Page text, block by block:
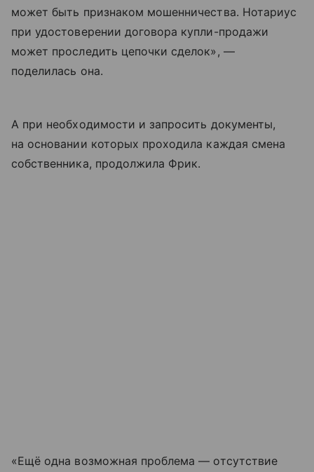
может быть признаком мошенничества. Нотариус
при удостоверении договора купли-продажи
может проследить цепочки сделок», —
поделилась она.
А при необходимости и запросить документы,
на основании которых проходила каждая смена
собственника, продолжила Фрик.
«Ещё одна возможная проблема — отсутствие